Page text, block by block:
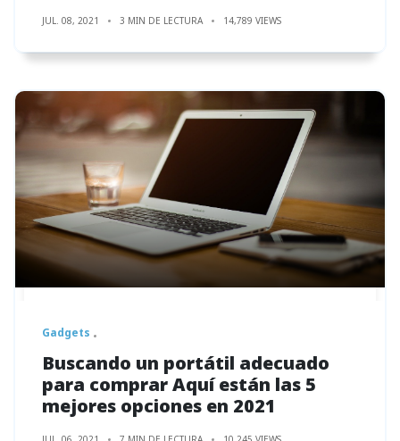
JUL. 08, 2021 3 MIN DE LECTURA 14,789 VIEWS
Gadgets
Buscando un portátil adecuado
para comprar Aquí están las 5
mejores opciones en 2021